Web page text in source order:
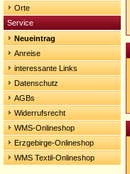
Orte
Service
Neueintrag
Anreise
interessante Links
Datenschutz
AGBs
Widerrufsrecht
WMS-Onlineshop
Erzgebirge-Onlineshop
WMS Textil-Onlineshop